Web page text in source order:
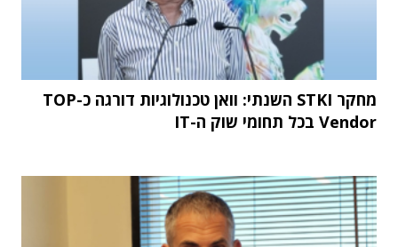
מחקר STKI השנתי: וואן טכנולוגיות דורגה כ-TOP
Vendor בכל תחומי שוק ה-IT